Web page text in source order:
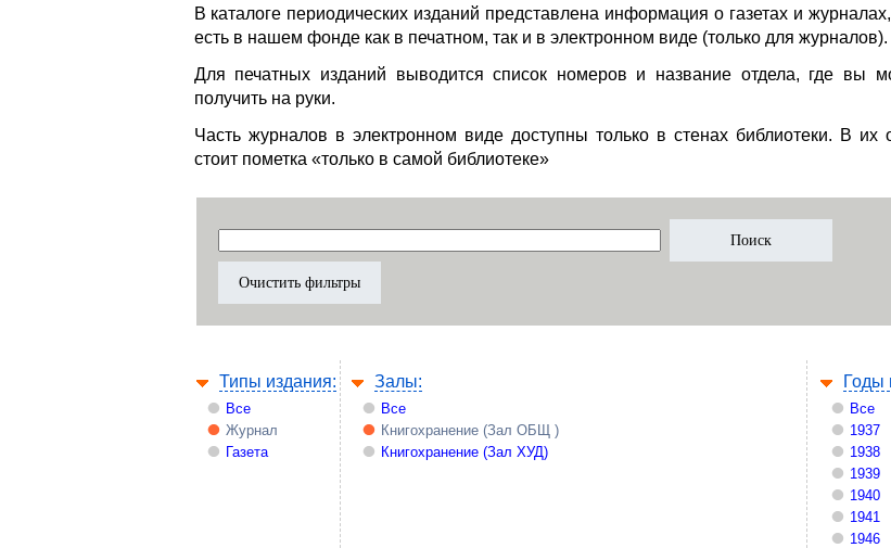
В каталоге периодических изданий представлена информация о газетах и
есть в нашем фонде как в печатном, так и в электронном виде (только для журналов).
Для печатных изданий выводится список номеров и название отдела, где вы
получить на руки.
Часть журналов в электронном виде доступны только в стенах библиотеки. В их
стоит пометка «только в самой библиотеке»
Типы издания:
Все
Журнал
Газета
Залы:
Все
Книгохранение (Зал ОБЩ )
Книгохранение (Зал ХУД)
Годы
Все
1937
1938
1939
1940
1941
1946